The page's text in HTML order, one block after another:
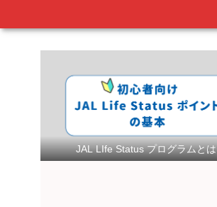
JAL LIfe Status プログラムとは